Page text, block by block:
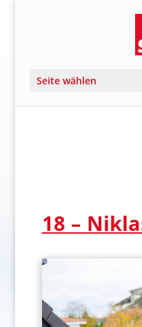
Seite wählen
18 –